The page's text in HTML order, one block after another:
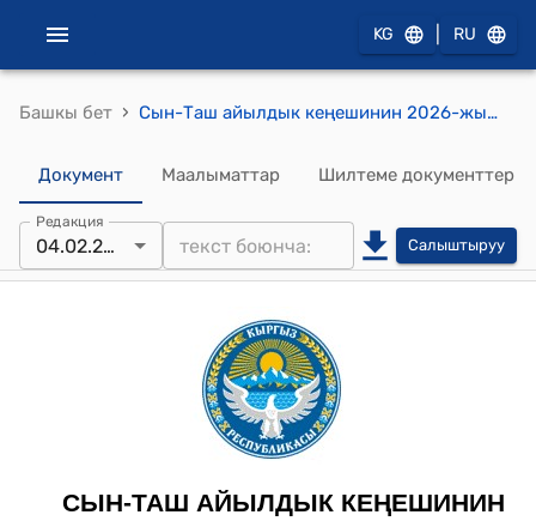
KG RU
Башкы бет › Сын-Таш айылдык кеңешинин 2026-жылдын 4-февралындагы № 70/10-29 "Сын-Таш айылдык кеңешинин сессияларында кабыл алынган токтомдорду жана чечимдерин расмий жарыялоо жана коомдук көзөмөлдү камсыз кылуу жөнүндө" токтому
Документ Маалыматтар Шилтеме документтер
Редакция
04.02.2026 Салыштыруу